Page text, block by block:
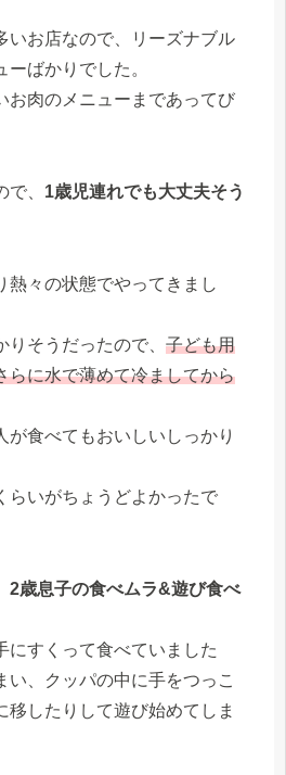
いお店なので、リーズナブル
ばかりでした。
お肉のメニューまであってび
、 1歳児連れでも大丈夫そう
熱々の状態でやってきまし
そうだったので、 子ども用
らに水で薄めて冷ましてから
が食べてもおいしいしっかり
らいがちょうどよかったで
2歳息子の食べムラ&遊び食べ
にすくって食べていました
い、クッパの中に手をつっこ
移したりして遊び始めてしま